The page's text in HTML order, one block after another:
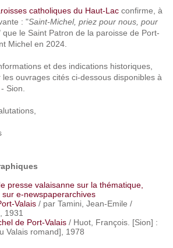
catholiques du Haut-Lac confirme, à
: "Saint-Michel, priez pour nous, pour
que le Saint Patron de la paroisse de Port-
Michel en 2024.
et des indications historiques,
ouvrages cités ci-dessous disponibles à
Sion.
presse valaisanne sur la thématique,
e-newspaperarchives
Valais / par Tamini, Jean-Emile /
1931
de Port-Valais / Huot, François. [Sion] :
Valais romand], 1978